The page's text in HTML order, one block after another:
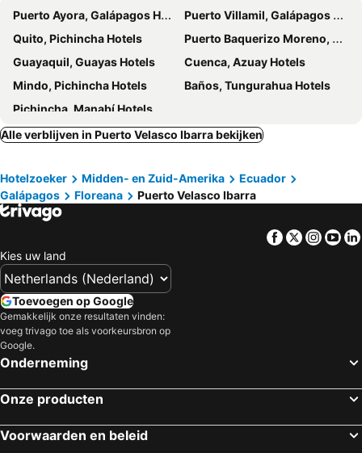
Puerto Ayora, Galápagos Hotels
Puerto Villamil, Galápagos Hotels
Quito, Pichincha Hotels
Puerto Baquerizo Moreno, Galápagos Hotels
Guayaquil, Guayas Hotels
Cuenca, Azuay Hotels
Mindo, Pichincha Hotels
Baños, Tungurahua Hotels
Pichincha, Manabí Hotels
Alle verblijven in Puerto Velasco Ibarra bekijken
Hotelzoeker Midden- en Zuid-Amerika
Ecuador
Galápagos
Floreana Puerto Velasco Ibarra
Facebook
Twitter
Kies uw land
Toevoegen op Google
Gemakkelijk onze resultaten vinden:
voeg trivago toe als voorkeursbron op
Google.
Onderneming
Onze producten
Voorwaarden en beleid